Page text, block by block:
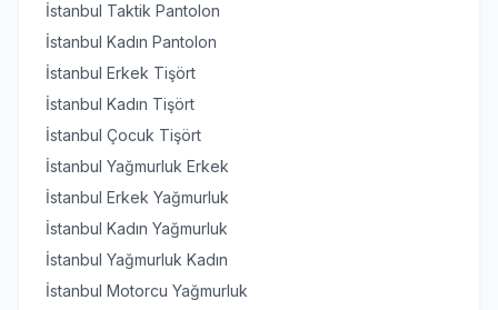
İstanbul Taktik Pantolon
İstanbul Kadın Pantolon
İstanbul Erkek Tişört
İstanbul Kadın Tişört
İstanbul Çocuk Tişört
İstanbul Yağmurluk Erkek
İstanbul Erkek Yağmurluk
İstanbul Kadın Yağmurluk
İstanbul Yağmurluk Kadın
İstanbul Motorcu Yağmurluk